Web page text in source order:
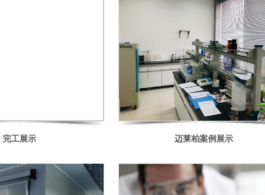
完工展示 迈莱柏案例展示